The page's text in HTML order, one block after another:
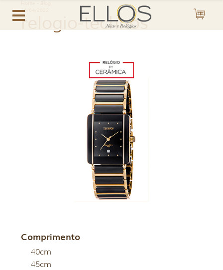
26/04/2022
relogio-technos
Comprimento
40cm
45cm